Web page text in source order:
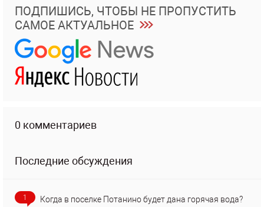
ПОДПИШИСЬ, ЧТОБЫ НЕ ПРОПУСТИТЬ
САМОЕ АКТУАЛЬНОЕ
0 комментариев
Последние обсуждения
1 Когда в поселке Потанино будет дана горячая вода?